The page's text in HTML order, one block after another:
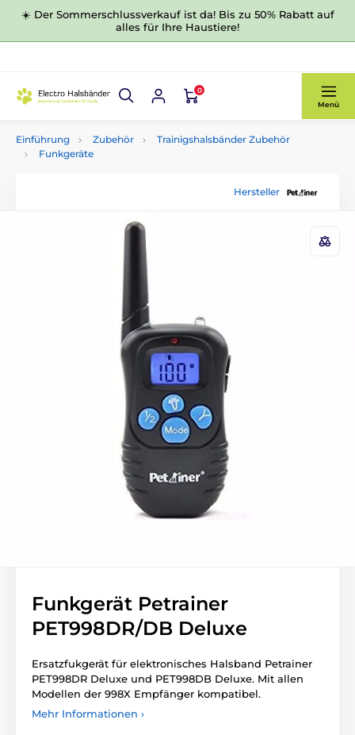
☀️ Der Sommerschlussverkauf ist da! Bis zu 50% Rabatt auf
alles für Ihre Haustiere!
0
Menü
Einführung Zubehör
Trainigshalsbänder Zubehör
Funkgeräte
Hersteller
Funkgerät Petrainer
PET998DR/DB Deluxe
Ersatzfukgerät für elektronisches Halsband Petrainer
PET998DR Deluxe und PET998DB Deluxe. Mit allen
Modellen der 998X Empfänger kompatibel.
Mehr Informationen ›